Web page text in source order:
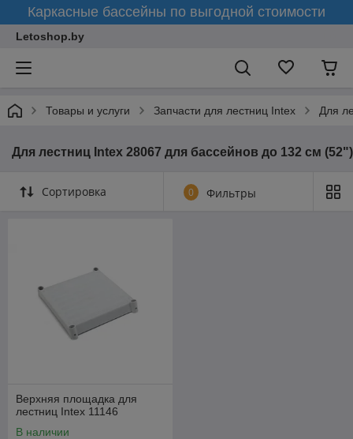
Каркасные бассейны по выгодной стоимости
Letoshop.by
Товары и услуги Запчасти для лестниц Intex Для
Для лестниц Intex 28067 для бассейнов до 132 см (52")
Сортировка 0 Фильтры
Верхняя площадка для
лестниц Intex 11146
В наличии